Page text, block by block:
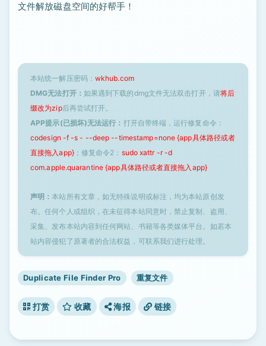
文件解放磁盘空间的好帮手！
本站统一解压密码： wkhub.com
DMG无法打开： 如果遇到下载的dmg文件无法双击打开，请将后
缀改为zip后再尝试打开。
APP提示(已损坏)无法运行： 打开自带终端，运行修复命令：
codesign -f -s - --deep --timestamp=none {app具体路径或者
直接拖入app}；修复命令2： sudo xattr -r -d
com.apple.quarantine {app具体路径或者直接拖入app}
声明：本站所有文章，如无特殊说明或标注，均为本站原创发
布。任何个人或组织，在未征得本站同意时，禁止复制、盗用、
采集、发布本站内容到任何网站、书籍等各类媒体平台。如若本
站内容侵犯了原著者的合法权益，可联系我们进行处理。
Duplicate File Finder Pro 重复文件
打赏 收藏 海报 链接